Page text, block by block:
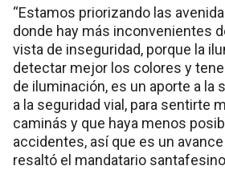
“Estamos priorizando las
donde hay más inconvenientes
vista de inseguridad, porque la
detectar mejor los colores y
de iluminación, es un aporte a la
a la seguridad vial, para sentirte
caminás y que haya menos
accidentes, así que es un
resaltó el mandatario